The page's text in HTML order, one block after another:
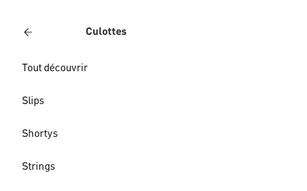
Culottes
Tout découvrir
Slips
Shortys
Strings